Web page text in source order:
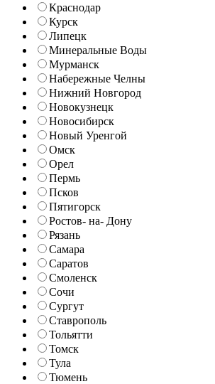
Краснодар
Курск
Липецк
Минеральные Воды
Мурманск
Набережные Челны
Нижний Новгород
Новокузнецк
Новосибирск
Новый Уренгой
Омск
Орел
Пермь
Псков
Пятигорск
Ростов- на- Дону
Рязань
Самара
Саратов
Смоленск
Сочи
Сургут
Ставрополь
Тольятти
Томск
Тула
Тюмень